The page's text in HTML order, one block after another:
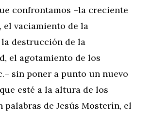
confrontamos –la creciente
el vaciamiento de la
destrucción de la
el agotamiento de los
sin poner a punto un nuevo
esté a la altura de los
palabras de Jesús Mosterín, el